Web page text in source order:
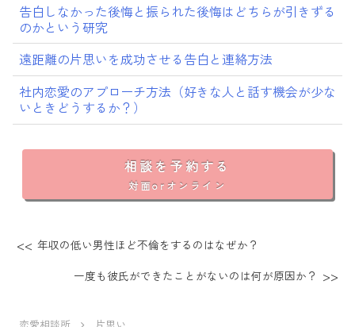
告白しなかった後悔と振られた後悔はどちらが引きずる
のかという研究
遠距離の片思いを成功させる告白と連絡方法
社内恋愛のアプローチ方法（好きな人と話す機会が少な
いときどうするか？）
相談を予約する
対面orオンライン
年収の低い男性ほど不倫をするのはなぜか？
一度も彼氏ができたことがないのは何が原因か？